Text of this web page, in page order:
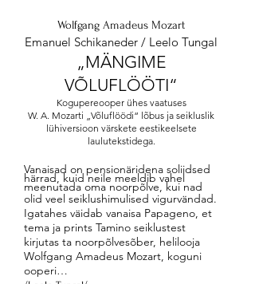
Wolfgang Amadeus Mozart
Emanuel Schikaneder / Leelo Tungal
„MÄNGIME
VÕLUFLÖÖTI“
Kogupereooper ühes vaatuses
W. A. Mozarti „Võluflöödi“ lõbus ja seikluslik
lühiversioon värskete eestikeelsete
laulutekstidega.
Vanaisad on pensionäridena soliidsed
härrad, kuid neile meeldib vahel
meenutada oma noorpõlve, kui nad
olid veel seiklushimulised vigurvändad.
Igatahes väidab vanaisa Papageno, et
tema ja prints Tamino seiklustest
kirjutas ta noorpõlvesõber, helilooja
Wolfgang Amadeus Mozart, koguni
ooperi…